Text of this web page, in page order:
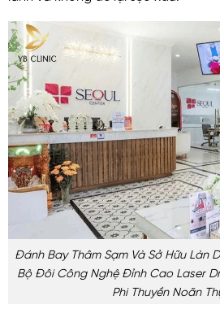
Đánh Bay Thâm Sạm Và Sở Hữu Làn
Bộ Đôi Công Nghệ Đỉnh Cao Laser
Phi Thuyền Noãn